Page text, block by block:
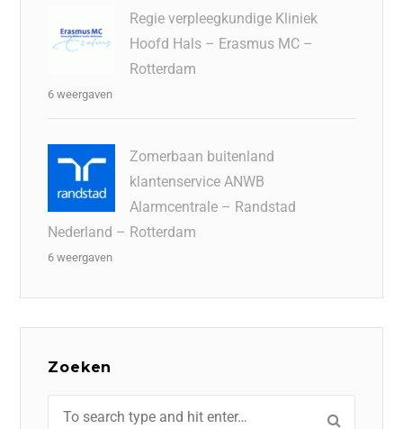
Regie verpleegkundige Kliniek
Hoofd Hals – Erasmus MC –
Rotterdam
6 weergaven
Zomerbaan buitenland
klantenservice ANWB
Alarmcentrale – Randstad
Nederland – Rotterdam
6 weergaven
Zoeken